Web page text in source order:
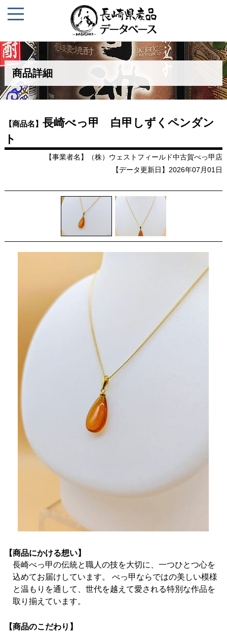
商品詳細
【商品名】 長崎べっ甲 白甲しずくペンダン
ト
【事業者名】（株）ウェストフィールド中古賀べっ甲店
【データ更新日】2026年07月01日
【商品にかける想い】
長崎べっ甲の伝統と職人の技を大切に、一つひとつ心を
込めてお届けしています。 べっ甲ならではの美しい模様
と温もりを通して、世代を越えて愛される特別な作品を
取り揃えています。
【商品のこだわり】